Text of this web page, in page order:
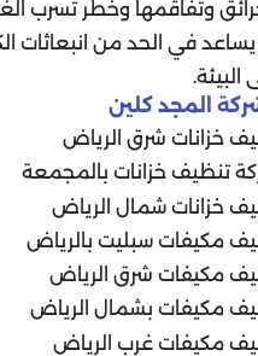
وتفاقمها وخطر تسرب
يساعد في الحد من انبعاثات
البيئة.
المجد كلين
خزانات شرق الرياض
تنظيف خزانات بالمجمعة
خزانات شمال الرياض
مكيفات سبليت بالرياض
مكيفات شرق الرياض
مكيفات بشمال الرياض
مكيفات غرب الرياض